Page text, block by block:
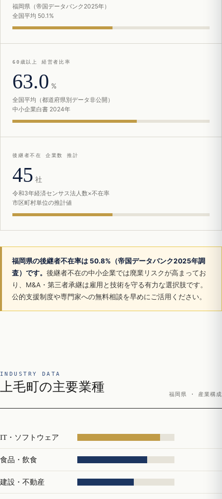
福岡県（帝国データバンク2025年）
全国平均 50.1%
60歳以上 経営者比率
63.0 %
全国平均（都道府県別データ非公開）
中小企業白書 2024年
後継者不在 企業数 推計
45 社
令和3年経済センサス法人数×不在率
市区町村単位の推計値
福岡県の後継者不在率は 50.8%（帝国データバンク2025年調
査）です。 後継者不在の中小企業では廃業リスクが高まってお
り、M&A・第三者承継は雇用と技術を守る有力な選択肢です。
公的支援制度や専門家への無料相談を早めにご活用ください。
INDUSTRY DATA
上毛町の主要業種
福岡県 · 産業構成
IT・ソフトウェア
食品・飲食
建設・不動産